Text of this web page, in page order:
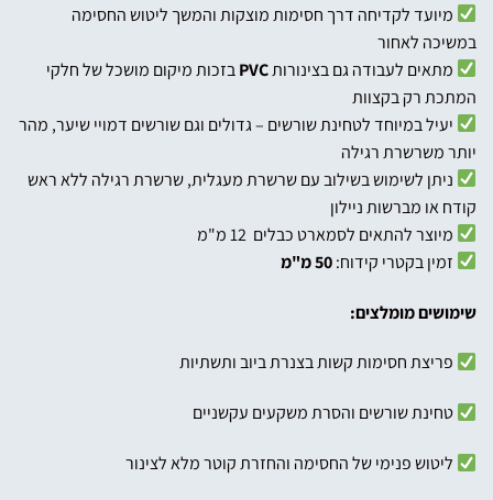
מיועד לקדיחה דרך חסימות מוצקות והמשך ליטוש החסימה
במשיכה לאחור
מתאים לעבודה גם בצינורותPVCבזכות מיקום מושכל של חלקי
המתכת רק בקצוות
יעיל במיוחד לטחינת שורשים – גדולים וגם שורשים דמויי שיער, מהר
יותר משרשרת רגילה
ניתן לשימוש בשילוב עם שרשרת מעגלית, שרשרת רגילה ללא ראש
קודח או מברשות ניילון
מיוצר להתאים לסמארט כבלים 12 מ"מ
זמין בקטרי קידוח:50 מ"מ
שימושים מומלצים:
פריצת חסימות קשות בצנרת ביוב ותשתיות
טחינת שורשים והסרת משקעים עקשניים
ליטוש פנימי של החסימה והחזרת קוטר מלא לצינור